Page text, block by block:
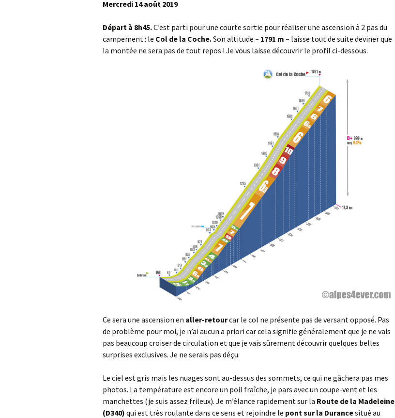
Ternant
Villers-la-Faye
Civry-en-Montagne
Combe de Bouzot
Combe Jean Moreau
Croix de Villy
Croix Saint-Thomas
Cruchy
Dampierre-en-Montagne
Écorsaint
l’Italie
la Chaleur
la Grande Montagne
la Rente de l’Union
Lantilly
Saulx-le-Duc
Saussy
Sources de la Seine
St-Germain
Val de la Saule
Val-Suzon
Vernois-les-Vesvres ><
Boussenois
Vesvrotte
Mercredi 14 août 2019
Départ à 8h45.C’est parti pour une courte sortie pour réaliser une ascension à 2 pas du
campement : le Col de la Coche.Son altitude – 1791 m – laisse tout de suite deviner que
la montée ne sera pas de tout repos ! Je vous laisse découvrir le profil ci-dessous.
Ce sera une ascension en aller-retourcar le col ne présente pas de versant opposé. Pas
de problème pour moi, je n’ai aucun a priori car cela signifie généralement que je ne vais
pas beaucoup croiser de circulation et que je vais sûrement découvrir quelques belles
surprises exclusives. Je ne serais pas déçu.
Le ciel est gris mais les nuages sont au-dessus des sommets, ce qui ne gâchera pas mes
photos. La température est encore un poil fraîche, je pars avec un coupe-vent et les
manchettes (je suis assez frileux). Je m’élance rapidement sur la Route de la Madeleine
(D340) qui est très roulante dans ce sens et rejoindre le pont sur la Durancesitué au